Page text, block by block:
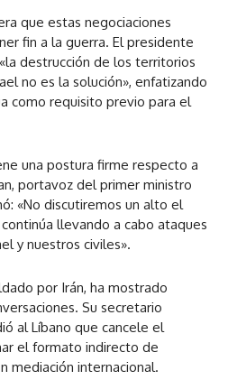
que estas negociaciones
fin a la guerra. El presidente
destrucción de los territorios
no es la solución», enfatizando
como requisito previo para el
una postura firme respecto a
portavoz del primer ministro
«No discutiremos un alto el
llevando a cabo ataques
y nuestros civiles».
por Irán, ha mostrado
Su secretario
al Líbano que cancele el
el formato indirecto de
mediación internacional.